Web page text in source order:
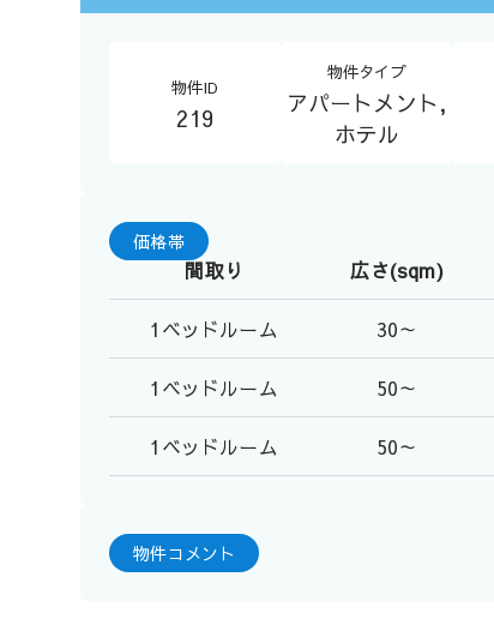
物件ID
219
物件タイプ
アパートメント,
ホテル
価格帯
間取り 広さ(sqm)
1ベッドルーム 30～
1ベッドルーム 50～
1ベッドルーム 50～
物件コメント